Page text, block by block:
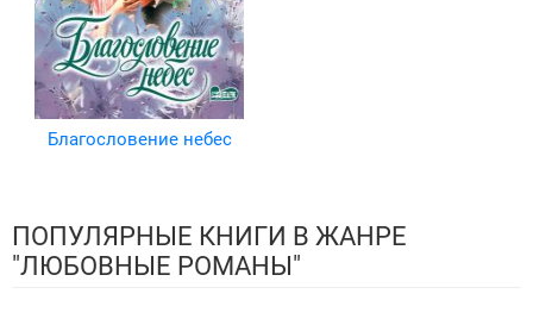
Благословение небес
ПОПУЛЯРНЫЕ КНИГИ В ЖАНРЕ
"ЛЮБОВНЫЕ РОМАНЫ"